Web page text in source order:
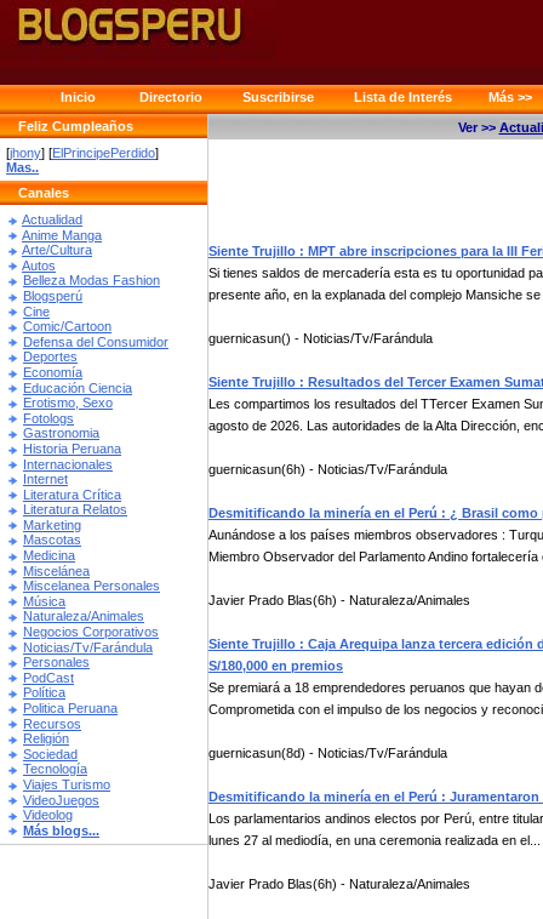
Inicio Directorio Suscribirse Lista de Interés
Más >>
Feliz Cumpleaños
[jhony] [ElPrincipePerdido]
Mas..
Canales
Actualidad
Anime Manga
Arte/Cultura
Autos
Belleza Modas Fashion
Blogsperú
Cine
Comic/Cartoon
Defensa del Consumidor
Deportes
Economía
Educación Ciencia
Erotismo, Sexo
Fotologs
Gastronomia
Historia Peruana
Internacionales
Internet
Literatura Crítica
Literatura Relatos
Marketing
Mascotas
Medicina
Miscelánea
Miscelanea Personales
Música
Naturaleza/Animales
Negocios Corporativos
Noticias/Tv/Farándula
Personales
PodCast
Política
Politica Peruana
Recursos
Religión
Sociedad
Tecnología
Viajes Turismo
VideoJuegos
Videolog
Más blogs...
Ver >>
Siente Trujillo : MPT abre inscripciones para la III
Si tienes saldos de mercadería esta es tu oportunidad
presente año, en la explanada del complejo Mansiche
guernicasun() - Noticias/Tv/Farándula
Siente Trujillo : Resultados del Tercer Examen
Les compartimos los resultados del TTercer Examen
agosto de 2026. Las autoridades de la Alta Dirección,
guernicasun(6h) - Noticias/Tv/Farándula
Desmitificando la minería en el Perú : ¿ Brasil
Aunándose a los países miembros observadores :
Miembro Observador del Parlamento Andino fortalecería
Javier Prado Blas(6h) - Naturaleza/Animales
Siente Trujillo : Caja Arequipa lanza tercera
S/180,000 en premios
Se premiará a 18 emprendedores peruanos que hayan
Comprometida con el impulso de los negocios y
guernicasun(8d) - Noticias/Tv/Farándula
Desmitificando la minería en el Perú :
Los parlamentarios andinos electos por Perú, entre
lunes 27 al mediodía, en una ceremonia realizada en el...
Javier Prado Blas(6h) - Naturaleza/Animales